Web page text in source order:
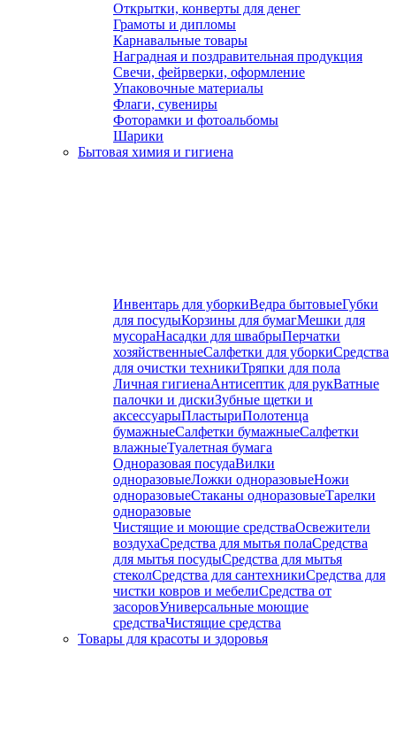
Открытки, конверты для денег
Грамоты и дипломы
Карнавальные товары
Наградная и поздравительная продукция
Свечи, фейрверки, оформление
Упаковочные материалы
Флаги, сувениры
Фоторамки и фотоальбомы
Шарики
Бытовая химия и гигиена
Инвентарь для уборкиВедра бытовыеГубки
для посудыКорзины для бумагМешки для
мусораНасадки для швабрыПерчатки
хозяйственныеСалфетки для уборкиСредства
для очистки техникиТряпки для пола
Личная гигиенаАнтисептик для рукВатные
палочки и дискиЗубные щетки и
аксессуарыПластыриПолотенца
бумажныеСалфетки бумажныеСалфетки
влажныеТуалетная бумага
Одноразовая посудаВилки
одноразовыеЛожки одноразовыеНожи
одноразовыеСтаканы одноразовыеТарелки
одноразовые
Чистящие и моющие средстваОсвежители
воздухаСредства для мытья полаСредства
для мытья посудыСредства для мытья
стеколСредства для сантехникиСредства для
чистки ковров и мебелиСредства от
засоровУниверсальные моющие
средстваЧистящие средства
Товары для красоты и здоровья